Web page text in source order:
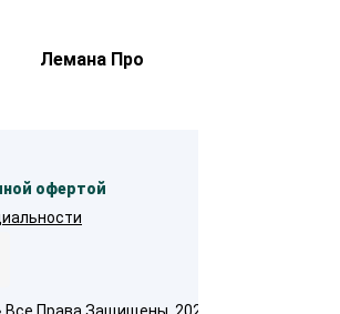
Лемана Про
офертой